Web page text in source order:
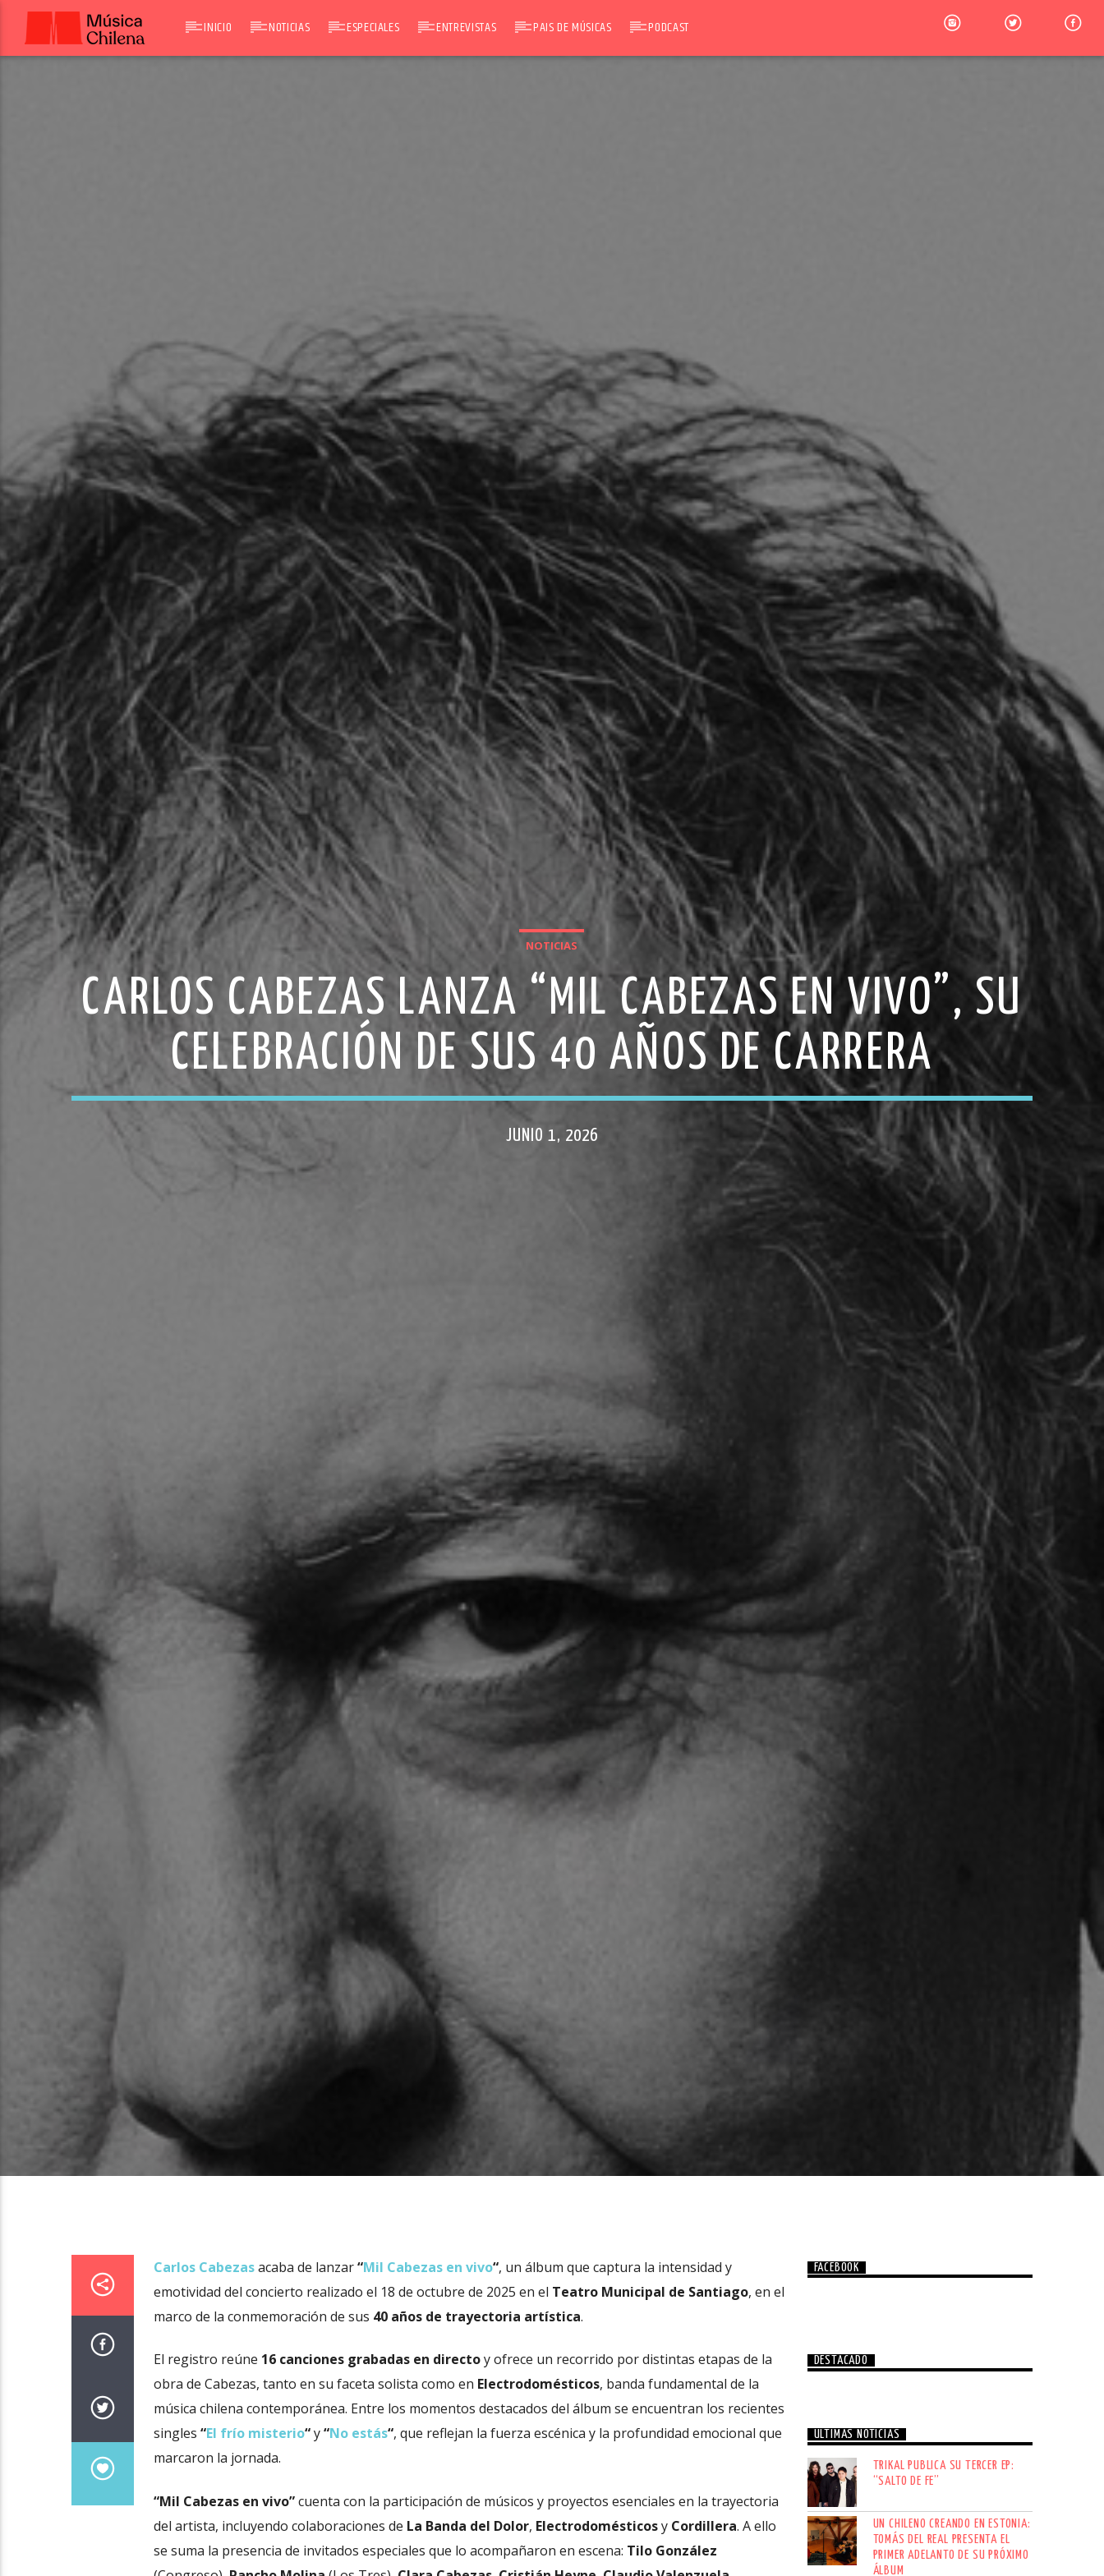
INICIO NOTICIAS ESPECIALES ENTREVISTAS PAIS DE MÚSICAS PODCAST
NOTICIAS
CARLOS CABEZAS LANZA “MIL CABEZAS EN VIVO”, SU
CELEBRACIÓN DE SUS 40 AÑOS DE CARRERA
JUNIO 1, 2026
Carlos Cabezasacaba de lanzar“Mil Cabezas en vivo“, un álbum que captura la intensidad y
emotividad del concierto realizado el 18 de octubre de 2025 en el Teatro Municipal de Santiago, en el
marco de la conmemoración de sus 40 años de trayectoria artística.
El registro reúne 16 canciones grabadas en directoy ofrece un recorrido por distintas etapas de la
obra de Cabezas, tanto en su faceta solista como en Electrodomésticos, banda fundamental de la
música chilena contemporánea. Entre los momentos destacados del álbum se encuentran los recientes
singles “El frío misterio“y“No estás“, que reflejan la fuerza escénica y la profundidad emocional que
marcaron la jornada.
“Mil Cabezas en vivo”cuenta con la participación de músicos y proyectos esenciales en la trayectoria
del artista, incluyendo colaboraciones de La Banda del Dolor, Electrodomésticosy Cordillera. A ello
se suma la presencia de invitados especiales que lo acompañaron en escena: Tilo González
FACEBOOK
DESTACADO
ÚLTIMAS NOTICIAS
TRIKAL PUBLICA SU TERCER EP:
“SALTO DE FE”
UN CHILENO CREANDO EN ESTONIA:
TOMÁS DEL REAL PRESENTA EL
PRIMER ADELANTO DE SU PRÓXIMO
ÁLBUM